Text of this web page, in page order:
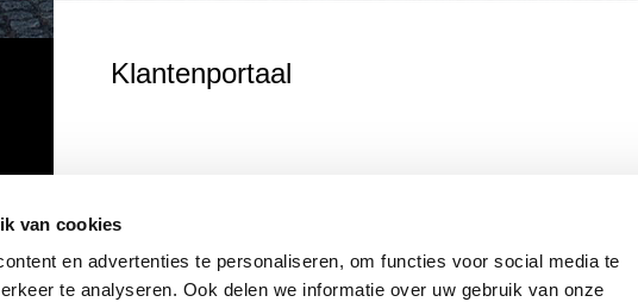
van cookies
en advertenties te personaliseren, om functies voor social media te
te analyseren. Ook delen we informatie over uw gebruik van onze
Klantenportaal